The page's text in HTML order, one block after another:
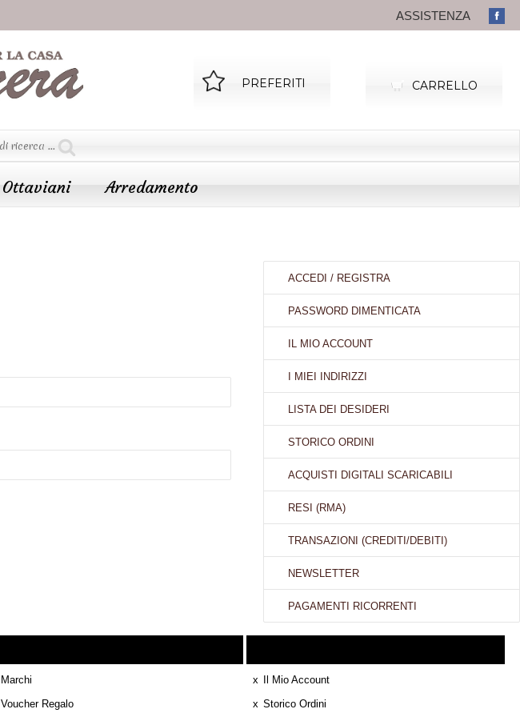
ASSISTENZA
PREFERITI CARRELLO
Ottaviani Arredamento
ACCEDI / REGISTRA
PASSWORD DIMENTICATA
IL MIO ACCOUNT
I MIEI INDIRIZZI
LISTA DEI DESIDERI
STORICO ORDINI
ACQUISTI DIGITALI SCARICABILI
RESI (RMA)
TRANSAZIONI (CREDITI/DEBITI)
NEWSLETTER
PAGAMENTI RICORRENTI
Marchi
Voucher Regalo
Il Mio Account
Storico Ordini